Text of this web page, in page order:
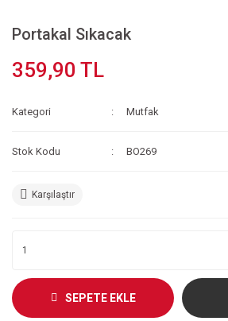
Portakal Sıkacak
359,90 TL
Kategori Mutfak
Stok Kodu BO269
Karşılaştır
SEPETE EKLE